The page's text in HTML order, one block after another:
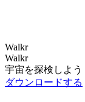
Walkr
Walkr
宇宙を探検しよう
ダウンロードする